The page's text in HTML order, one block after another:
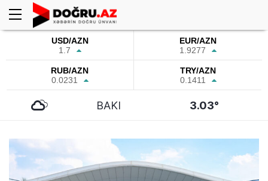
USD/AZN
1.7
EUR/AZN
1.9277
RUB/AZN
0.0231
TRY/AZN
0.1411
BAKI 3.03°